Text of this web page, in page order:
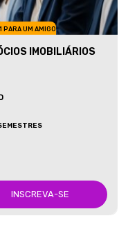
PARA UM AMIGO
IMOBILIÁRIOS
INSCREVA-SE